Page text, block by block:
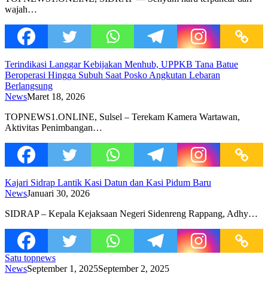
wajah…
Terindikasi Langgar Kebijakan Menhub, UPPKB Tana Batue
Beroperasi Hingga Subuh Saat Posko Angkutan Lebaran
Berlangsung
NewsMaret 18, 2026
TOPNEWS1.ONLINE, Sulsel – Terekam Kamera Wartawan,
Aktivitas Penimbangan…
Kajari Sidrap Lantik Kasi Datun dan Kasi Pidum Baru
NewsJanuari 30, 2026
SIDRAP – Kepala Kejaksaan Negeri Sidenreng Rappang, Adhy…
Satu topnews
NewsSeptember 1, 2025September 2, 2025